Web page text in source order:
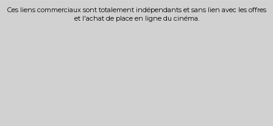
Ces liens commerciaux sont totalement indépendants et sans lien avec les offres
et l'achat de place en ligne du cinéma.